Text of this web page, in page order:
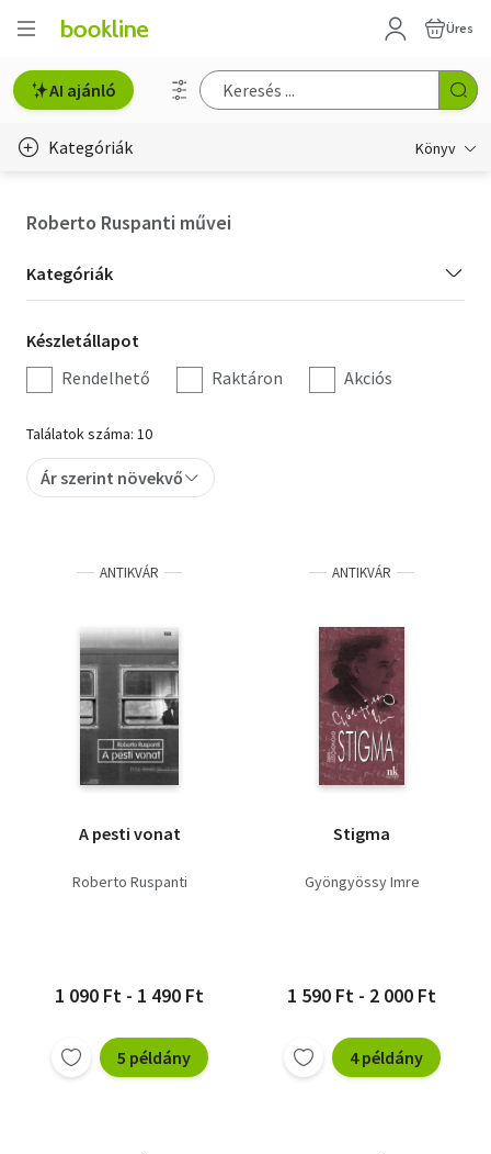
Üres
AI ajánló
Kategóriák Könyv
Hobbi, szabadidő
Irodalom
Művészet
Szakkönyv
Tankönyv, segédkönyv
Társadalomtudomány
Természettudomány
Történelem
Roberto Ruspanti művei
Kategória
szűrés
Kategóriák
Készletállapot
szűrés
Készletállapot
Rendelhető
Raktáron Akciós
Találatok száma: 10
Ár szerint növekvő
ANTIKVÁR
A pesti vonat
Roberto Ruspanti
1 090 Ft - 1 490 Ft
5 példány
ANTIKVÁR
Stigma
Gyöngyössy Imre
1 590 Ft - 2 000 Ft
4 példány